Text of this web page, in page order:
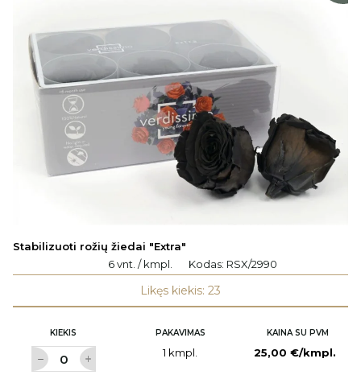
Stabilizuoti rožių žiedai "Extra"
6 vnt. / kmpl.
Kodas: RSX/2990
Likęs kiekis: 23
KIEKIS PAKAVIMAS KAINA SU PVM
1 kmpl. 25,00 €/kmpl.